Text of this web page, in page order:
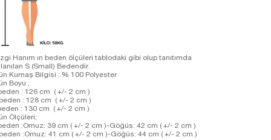
Sezgi Hanım ın beden ölçüleri tablodaki gibi olup tanıtımda
kullanılan S (Small) Bedendir.
Ürün Kumaş Bilgisi : % 100 Polyester
Ürün Boyu ;
S beden : 126 cm ( +/- 2 cm )
M beden : 128 cm ( +/- 2 cm )
L beden : 130 cm ( +/- 2 cm )
Ürün Ölçüleri;
S beden :Omuz: 39 cm ( +/- 2 cm )-Göğüs: 42 cm ( +/- 2 cm )
M beden :Omuz: 41 cm ( +/- 2 cm )-Göğüs: 44 cm ( +/- 2 cm )